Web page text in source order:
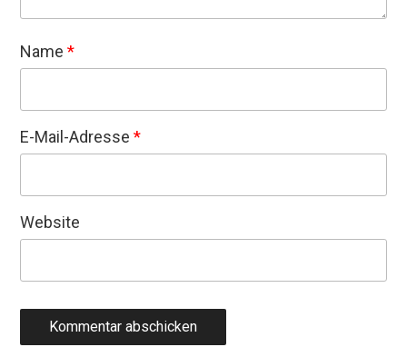
Name*
E-Mail-Adresse*
Website